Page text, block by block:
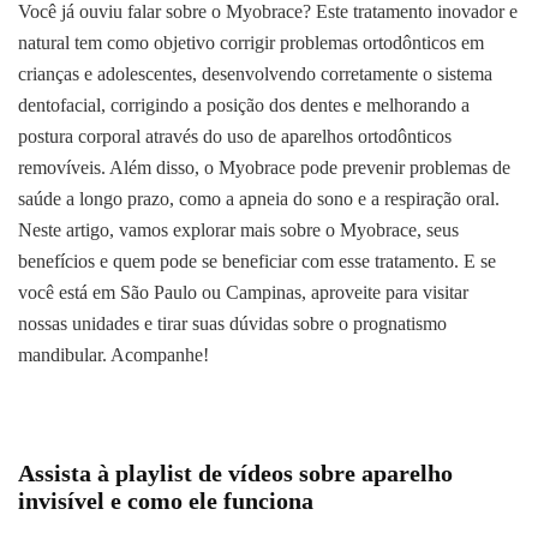
Você já ouviu falar sobre o Myobrace? Este tratamento inovador e
natural tem como objetivo corrigir problemas ortodônticos em
crianças e adolescentes, desenvolvendo corretamente o sistema
dentofacial, corrigindo a posição dos dentes e melhorando a
postura corporal através do uso de aparelhos ortodônticos
removíveis. Além disso, o Myobrace pode prevenir problemas de
saúde a longo prazo, como a apneia do sono e a respiração oral.
Neste artigo, vamos explorar mais sobre o Myobrace, seus
benefícios e quem pode se beneficiar com esse tratamento. E se
você está em São Paulo ou Campinas, aproveite para visitar
nossas unidades e tirar suas dúvidas sobre o prognatismo
mandibular. Acompanhe!
Assista à playlist de vídeos sobre aparelho
invisível e como ele funciona